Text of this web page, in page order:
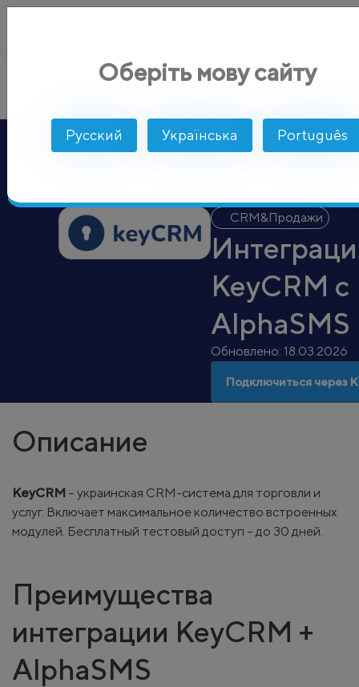
Интеграции CRM&Продажи KeyCRM
CRM&Продажи
KeyCRM с
AlphaSMS
Обновлено: 18.03.2026
Подключиться через
Описание
KeyCRM – украинская CRM-система для торговли и
услуг. Включает максимальное количество встроенных
модулей. Бесплатный тестовый доступ – до 30 дней.
Преимущества
интеграции KeyCRM +
AlphaSMS
Оберіть мову сайту
Русский Українська Português